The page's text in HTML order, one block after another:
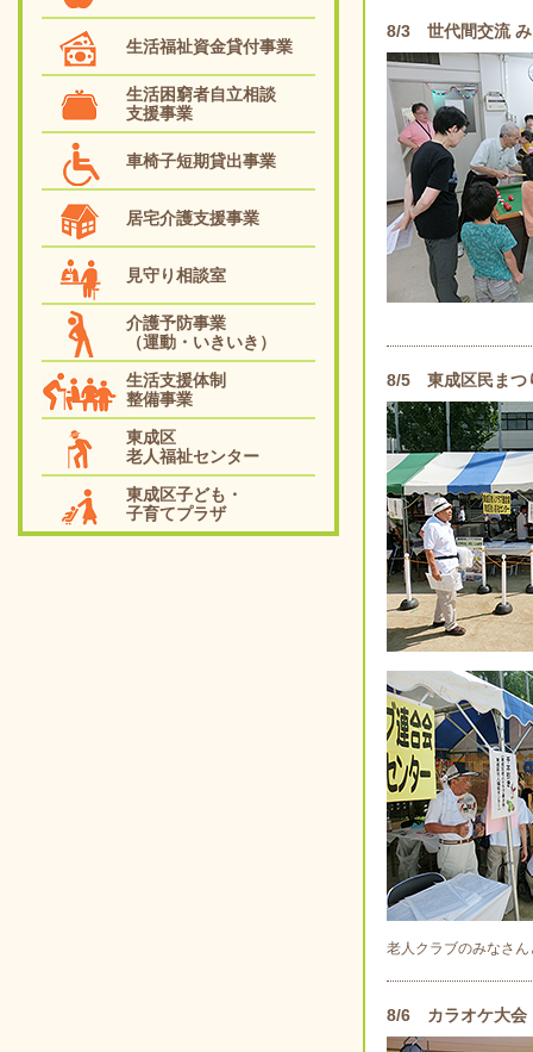
生活福祉資金貸付事業
生活困窮者自立相談
支援事業
車椅子短期貸出事業
居宅介護支援事業
見守り相談室
介護予防事業
（運動・いきいき）
生活支援体制
整備事業
東成区
老人福祉センター
東成区子ども・
子育てプラザ
8/3 世代間交流 み
8/5 東成区民まつ
老人クラブのみなさ
8/6 カラオケ大会